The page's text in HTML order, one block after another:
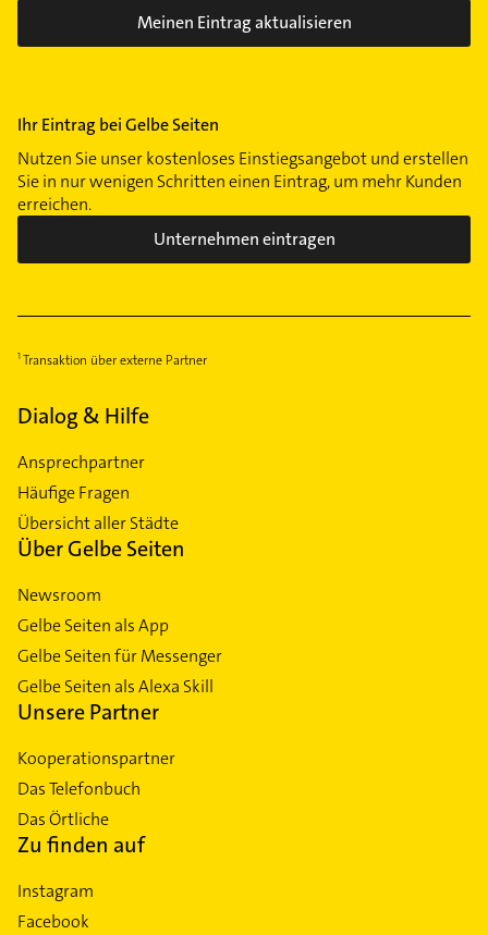
Meinen Eintrag aktualisieren
Ihr Eintrag bei Gelbe Seiten
Nutzen Sie unser kostenloses Einstiegsangebot und erstellen
Sie in nur wenigen Schritten einen Eintrag, um mehr Kunden
erreichen.
Unternehmen eintragen
Transaktion über externe Partner
Dialog & Hilfe
Ansprechpartner
Häufige Fragen
Übersicht aller Städte
Über Gelbe Seiten
Newsroom
Gelbe Seiten als App
Gelbe Seiten für Messenger
Gelbe Seiten als Alexa Skill
Unsere Partner
Kooperationspartner
Das Telefonbuch
Das Örtliche
Zu finden auf
Instagram
Facebook